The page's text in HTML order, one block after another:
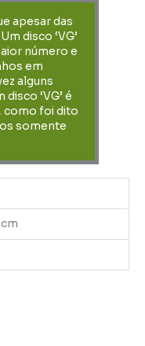
apesar das
disco ‘VG’
número e
em
alguns
‘VG’ é
como foi dito
somente